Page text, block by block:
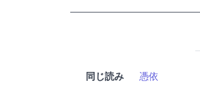
同じ読み
憑依